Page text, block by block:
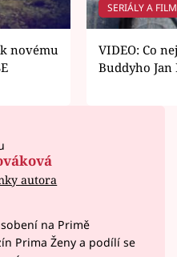
novému
SERIÁLY A
VIDEO: Co
Buddyho Jan
autora
na Primě
Prima Ženy a podílí se